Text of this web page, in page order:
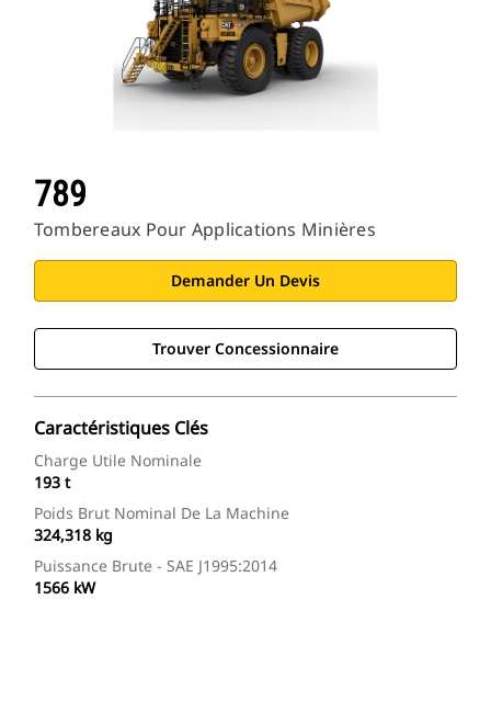
789
Tombereaux Pour Applications Minières
Demander Un Devis
Trouver Concessionnaire
Caractéristiques Clés
Charge Utile Nominale
193 t
Poids Brut Nominal De La Machine
324,318 kg
Puissance Brute - SAE J1995:2014
1566 kW